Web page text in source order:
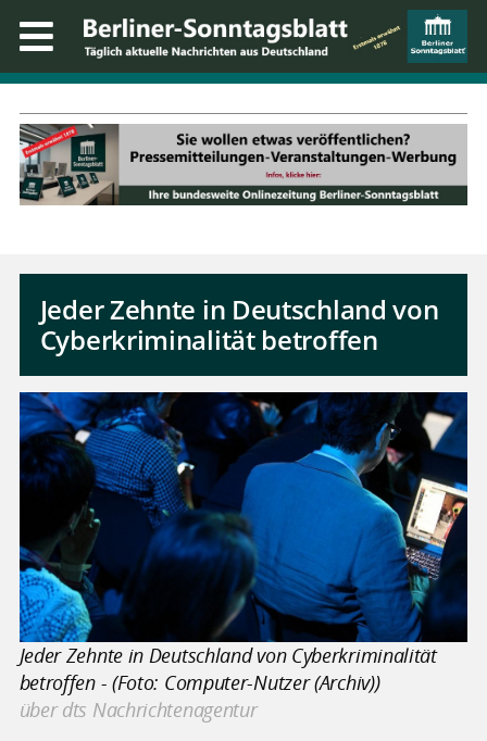
Jeder Zehnte in Deutschland von
Cyberkriminalität betroffen
Jeder Zehnte in Deutschland von Cyberkriminalität
betroffen - (Foto: Computer-Nutzer (Archiv))
über dts Nachrichtenagentur